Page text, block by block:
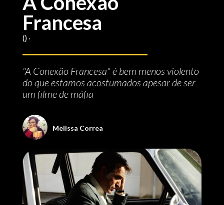
Francesa
() ‧
"A Conexão Francesa" é bem menos violento
do que estamos acostumados apesar de ser
um filme de máfia
Melissa Correa